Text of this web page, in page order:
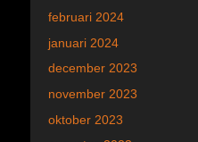
februari 2024
januari 2024
december 2023
november 2023
oktober 2023